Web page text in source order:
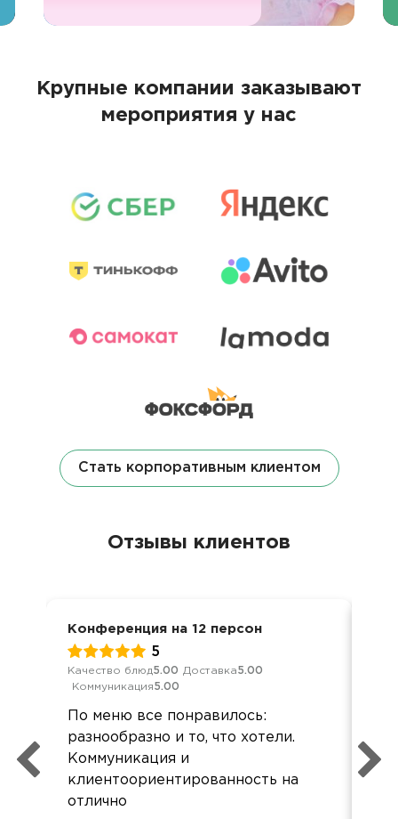
Крупные компании заказывают
мероприятия у нас
Стать корпоративным клиентом
Отзывы клиентов
Конференция на 12 персон
5
Качество блюд5.00 Доставка5.00
Коммуникация5.00
По меню все понравилось:
разнообразно и то, что хотели.
Коммуникация и
клиентоориентированность на
отлично